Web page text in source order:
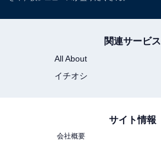
関連サービス
All About
イチオシ
サイト情報
会社概要